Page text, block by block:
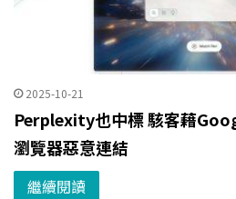
2025-10-21
Perplexity也中標 駭客藉
瀏覽器惡意連結
繼續閱讀